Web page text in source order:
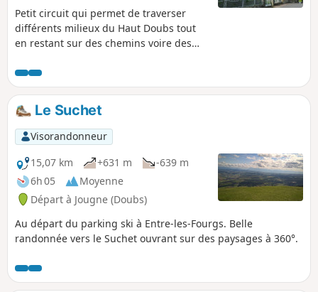
Petit circuit qui permet de traverser
différents milieux du Haut Doubs tout
en restant sur des chemins voire des
partie du village rue des Fourgs. Bonne
promenade.
Le Suchet
Visorandonneur
15,07 km
+631 m
-639 m
6h 05
Moyenne
Départ à Jougne (Doubs)
Au départ du parking ski à Entre-les-Fourgs. Belle
randonnée vers le Suchet ouvrant sur des paysages à 360°.